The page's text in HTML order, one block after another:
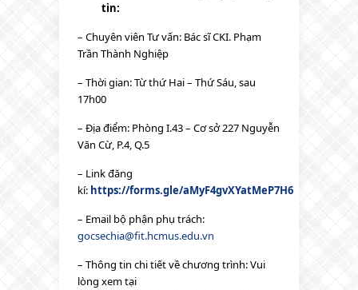
tin:
– Chuyên viên Tư vấn: Bác sĩ CKI. Phạm
Trần Thành Nghiệp
– Thời gian: Từ thứ Hai – Thứ Sáu, sau
17h00
– Địa điểm: Phòng I.43 – Cơ sở 227 Nguyễn
Văn Cừ, P.4, Q.5
– Link đăng
kí: https://forms.gle/aMyF4gvXYatMeP7H6
– Email bộ phận phụ trách:
gocsechia@fit.hcmus.edu.vn
– Thông tin chi tiết về chương trình: Vui
lòng xem tại